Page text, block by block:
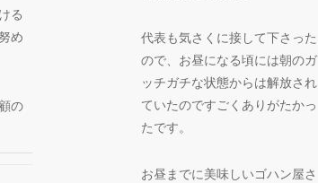
る
め
の
代表も気さくに接して下さった
ので、お昼になる頃には朝のガ
ッチガチな状態からは解放され
ていたのですごくありがたかっ
たです。
お昼までに美味しいゴハン屋さ